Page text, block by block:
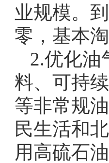
业规模。
零，基本
2.优化油
料、可持
等非常规
民生活和
用高硫石